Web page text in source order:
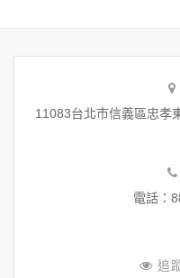
11083台北市信義區忠孝
電話：
追